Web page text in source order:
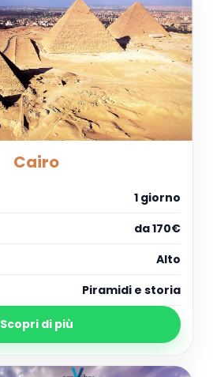
Cairo
1 giorno
da 170€
Alto
Piramidi e storia
Scopri di più